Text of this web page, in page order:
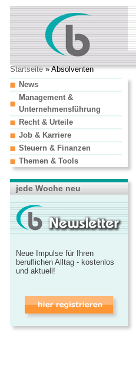
Startseite» Absolventen
News
Management &
Unternehmensführung
Recht & Urteile
Job & Karriere
Steuern & Finanzen
Themen & Tools
jede Woche neu
Neue Impulse für Ihren
beruflichen Alltag - kostenlos
und aktuell!